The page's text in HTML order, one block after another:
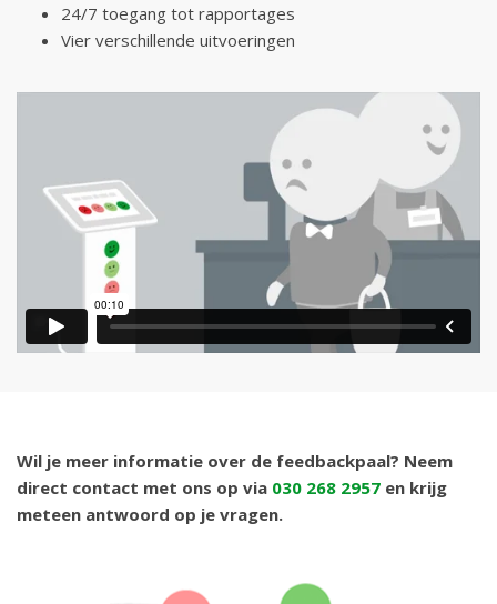
24/7 toegang tot rapportages
Vier verschillende uitvoeringen
Wil je meer informatie over de feedbackpaal? Neem
direct contact met ons op via 030 268 2957 en krijg
meteen antwoord op je vragen.